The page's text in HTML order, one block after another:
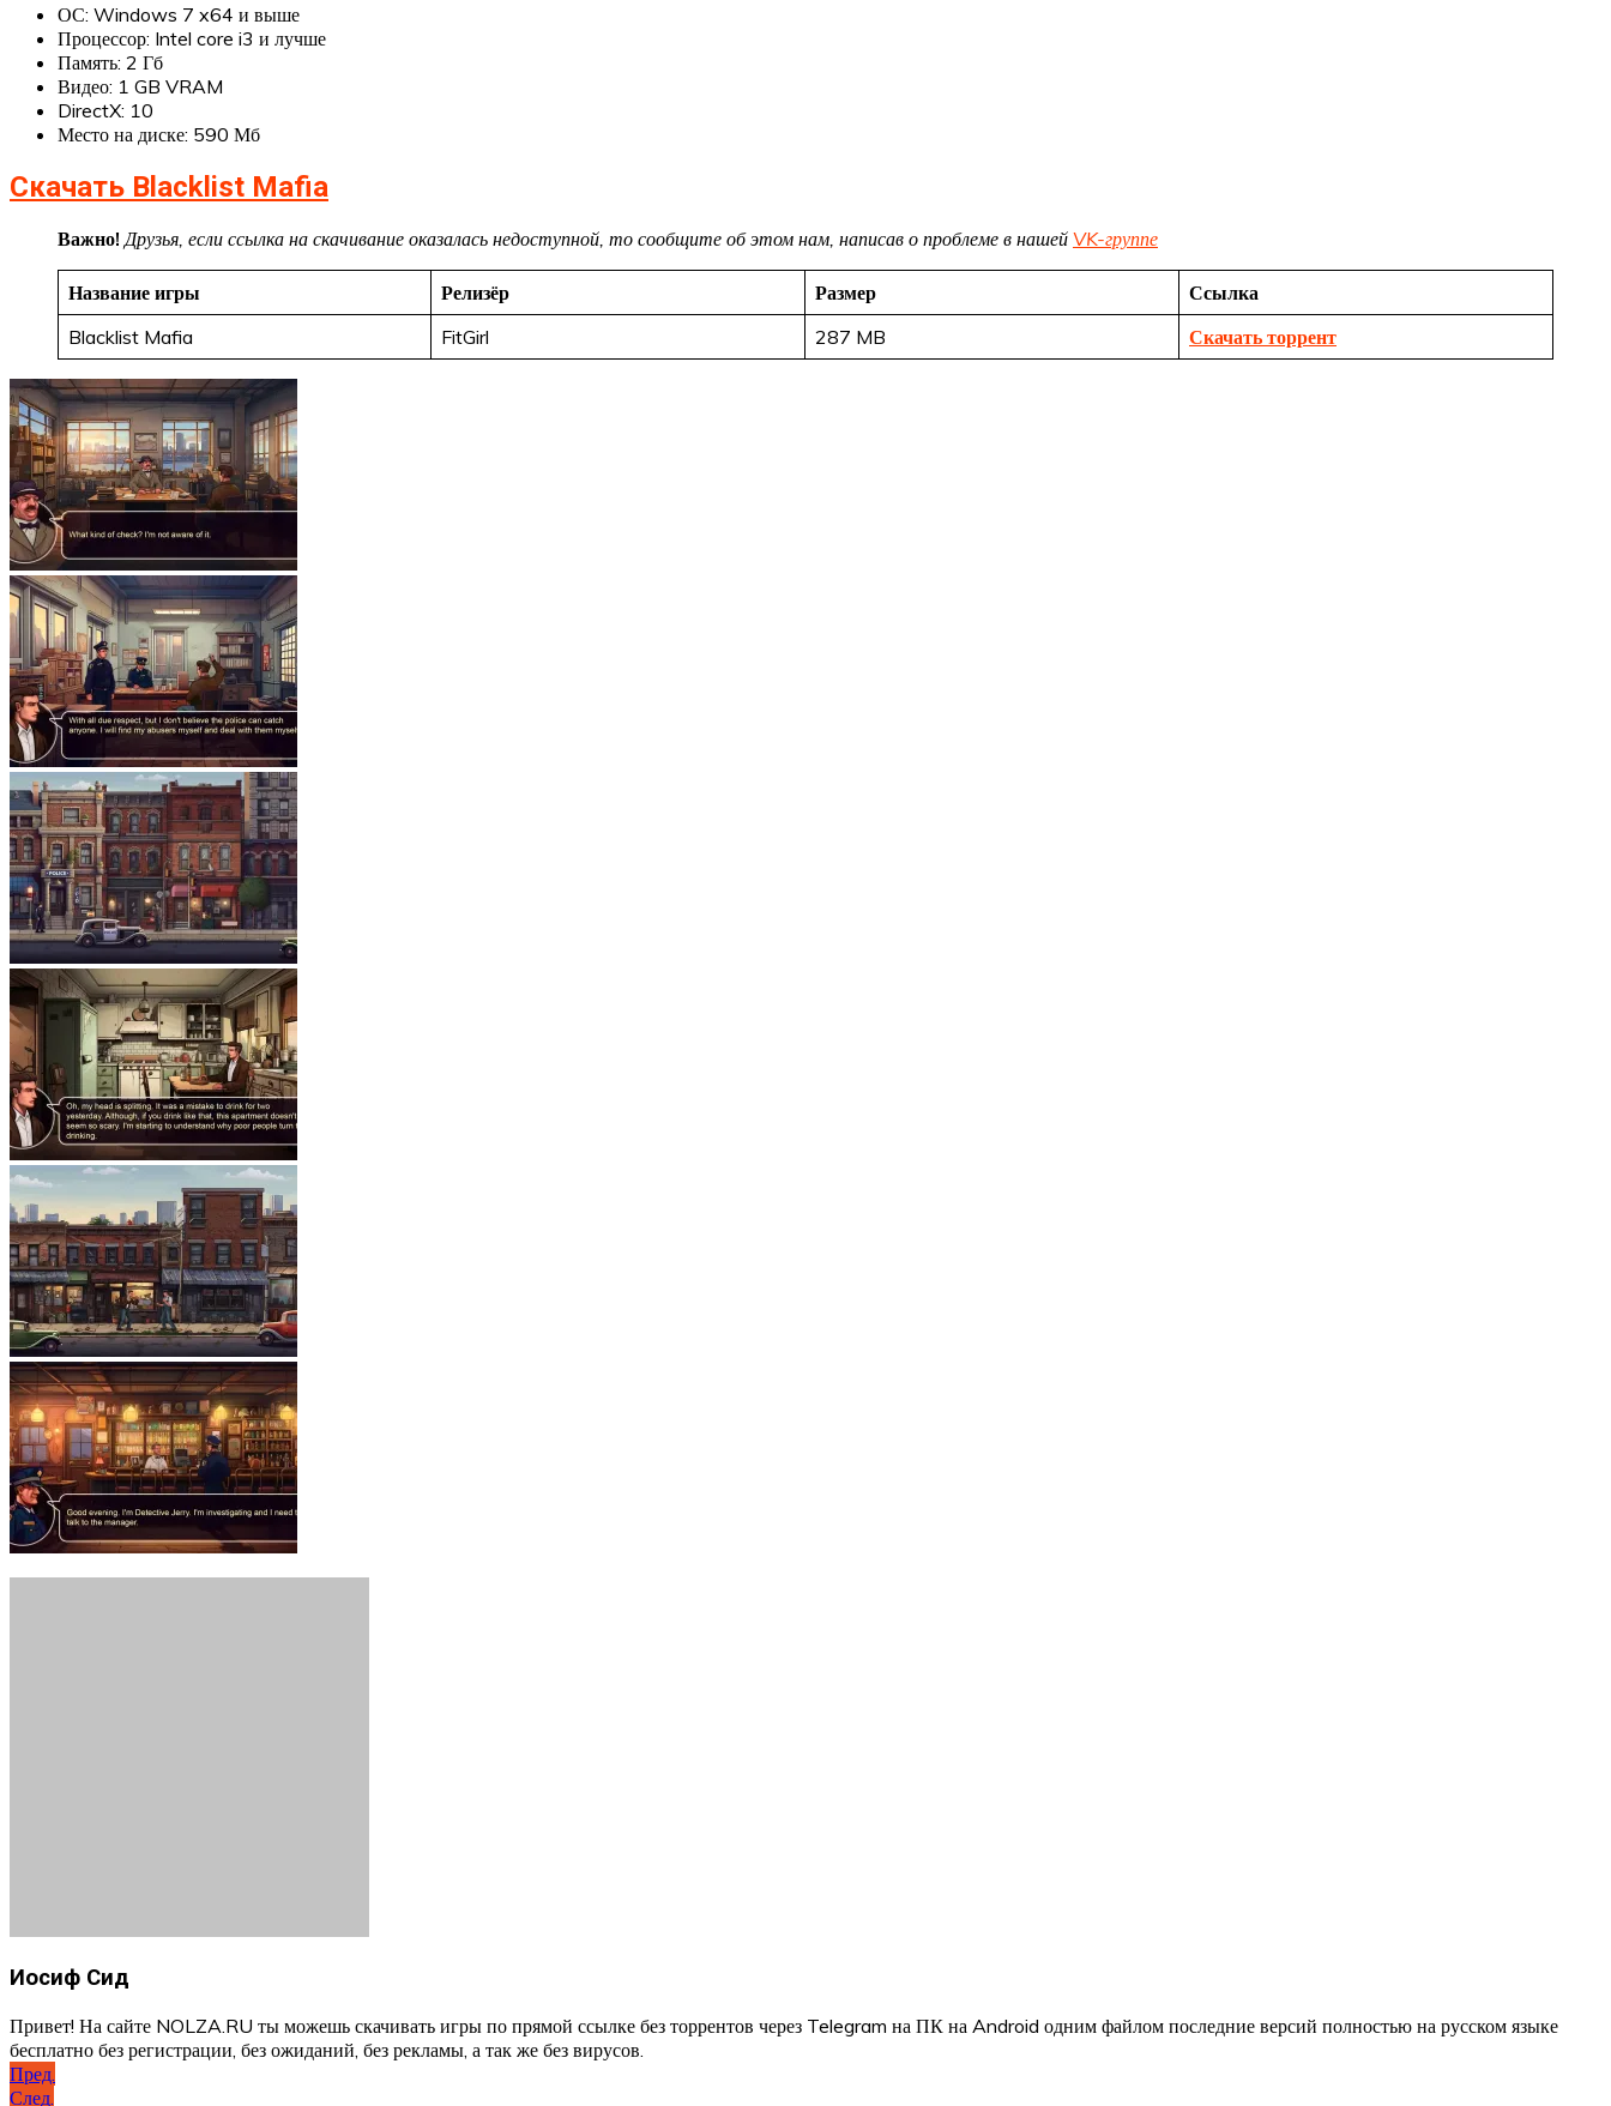
ОС: Windows 7 x64 и выше
Процессор: Intel core i3 и лучше
Память: 2 Гб
Видео: 1 GB VRAM
DirectX: 10
Место на диске: 590 Мб
Скачать Blacklist Mafia
Важно!Друзья, если ссылка на скачивание оказалась недоступной, то сообщите об этом нам, написав о проблеме в нашей VK-группе
Название игры Релизёр Размер
Ссылка
Blacklist Mafia
FitGirl 287 MB Скачать торрент
Иосиф Сид
Привет! На сайте NOLZA.RU ты можешь скачивать игры по прямой ссылке без торрентов через Telegram на ПК на Android одним файлом последние версий полностью на русском языке
бесплатно без регистрации, без ожиданий, без рекламы, а так же без вирусов.
Навигация
Пред.
След.